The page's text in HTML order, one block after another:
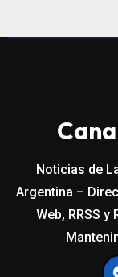
Noticias de
Argentina –
Web, RRSS